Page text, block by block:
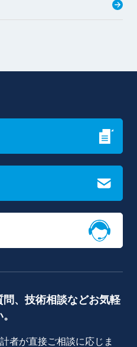
、技術相談などお気軽
者が直接ご相談に応じま